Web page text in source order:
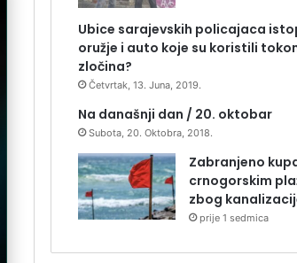
Ubice sarajevskih policajaca
oružje i auto koje su koristili
zločina?
Četvrtak, 13. Juna, 2019.
Na današnji dan / 20. oktobar
Subota, 20. Oktobra, 2018.
Zabranjeno
crnogorskim
zbog
prije 1 sedmica